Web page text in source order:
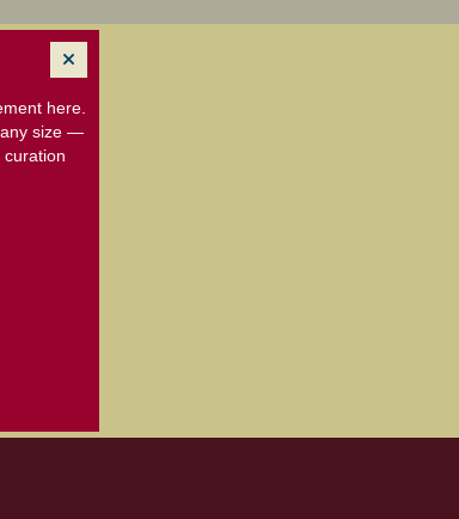
here.
size —